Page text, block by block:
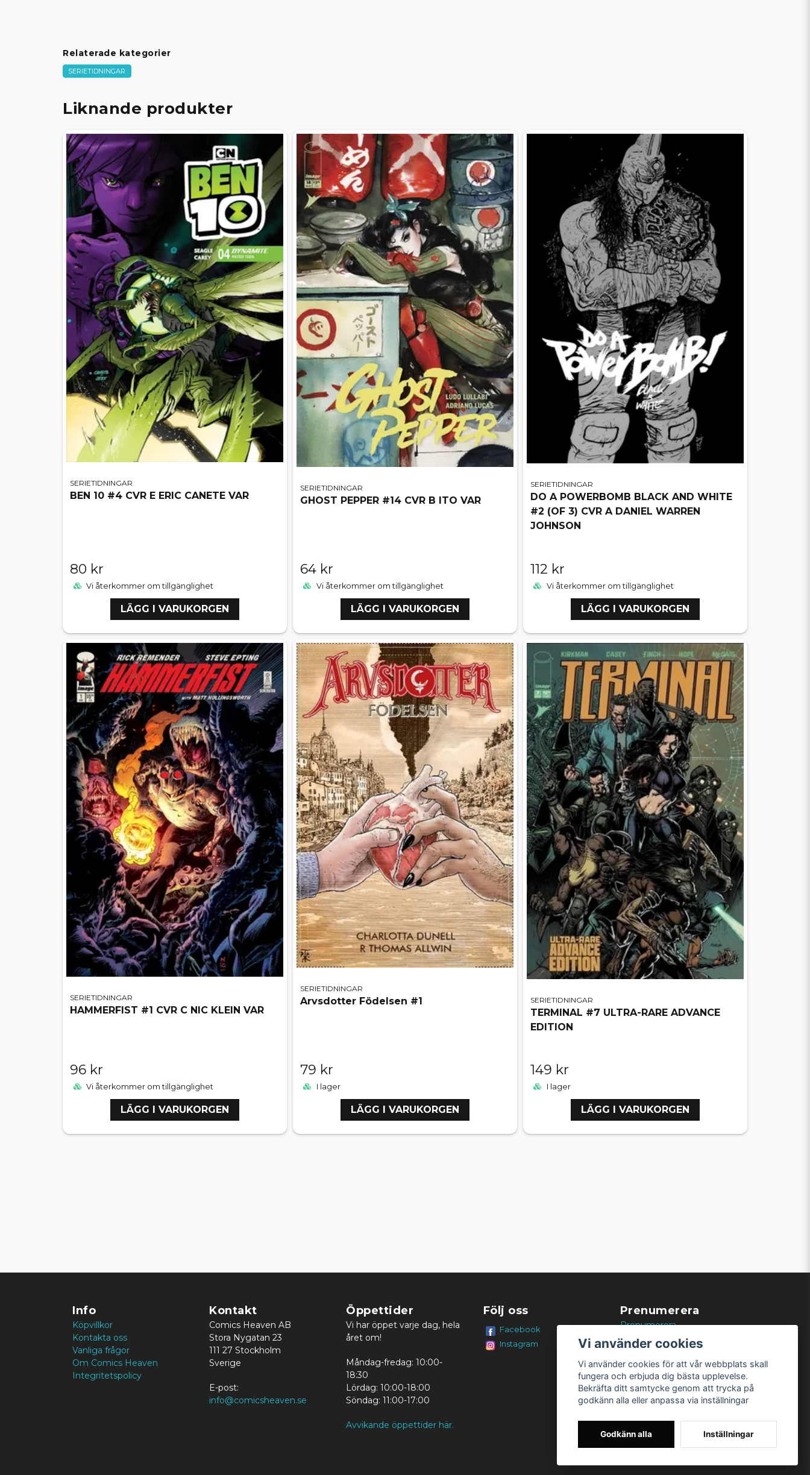
Relaterade kategorier
SERIETIDNINGAR
Liknande produkter
SERIETIDNINGAR
BEN 10 #4 CVR E ERIC CANETE VAR
80 kr
Vi återkommer om tillgänglighet
LÄGG I VARUKORGEN
SERIETIDNINGAR
GHOST PEPPER #14 CVR B ITO VAR
64 kr
Vi återkommer om tillgänglighet
LÄGG I VARUKORGEN
SERIETIDNINGAR
DO A POWERBOMB BLACK AND WHITE
#2 (OF 3) CVR A DANIEL WARREN
JOHNSON
112 kr
Vi återkommer om tillgänglighet
LÄGG I VARUKORGEN
SERIETIDNINGAR
HAMMERFIST #1 CVR C NIC KLEIN VAR
96 kr
Vi återkommer om tillgänglighet
LÄGG I VARUKORGEN
SERIETIDNINGAR
Arvsdotter Födelsen #1
79 kr
I lager
LÄGG I VARUKORGEN
SERIETIDNINGAR
TERMINAL #7 ULTRA-RARE ADVANCE
EDITION
149 kr
I lager
LÄGG I VARUKORGEN
Info
Köpvillkor
Kontakta oss
Vanliga frågor
Om Comics Heaven
Integritetspolicy
Kontakt
Comics Heaven AB
Stora Nygatan 23
111 27 Stockholm
Sverige
E-post:
info@comicsheaven.se
Öppettider
Vi har öppet varje dag, hela
året om!
Måndag-fredag: 10:00-
18:30
Lördag: 10:00-18:00
Söndag: 11:00-17:00
Avvikande öppettider här.
Följ oss
Facebook
Instagram
Prenumerera
Prenumerera
Vi använder cookies
Vi använder cookies för att vår webbplats skall
fungera och erbjuda dig bästa upplevelse.
Bekräfta ditt samtycke genom att trycka på
godkänn alla eller anpassa via inställningar
Godkänn alla Inställningar